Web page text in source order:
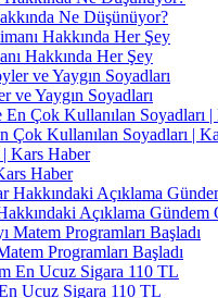
Ne Düşünüyor?
Hakkında Her Şey
ve Yaygın Soyadları
Çok Kullanılan Soyadları |
Haber
Açıklama Gündem
Programları Başladı
Ucuz Sigara 110 TL